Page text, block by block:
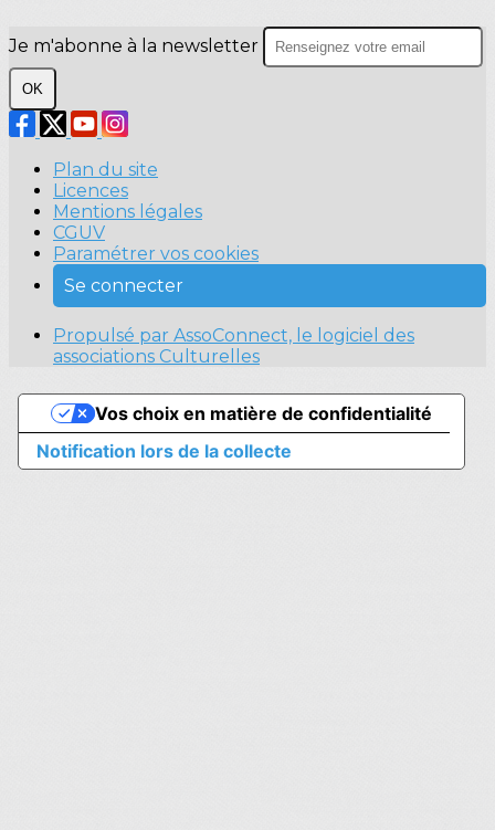
Je m'abonne à la newsletter
OK
Plan du site
Licences
Mentions légales
CGUV
Paramétrer vos cookies
Se connecter
Propulsé par AssoConnect, le logiciel des
associations Culturelles
Notification lors de la collecte
Vos choix en matière de confidentialité